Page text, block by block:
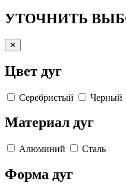
УТОЧНИТЬ
✕
Цвет дуг
Серебристый Черный
Материал дуг
Алюминий Сталь
Форма дуг